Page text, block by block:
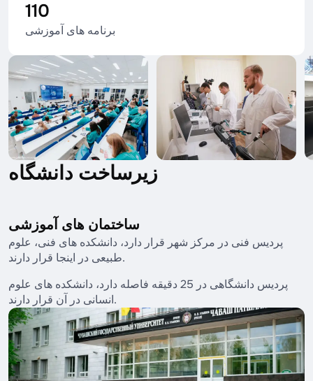
110
برنامه های آموزشی
زیرساخت دانشگاه
ساختمان های آموزشی
پردیس فنی در مرکز شهر قرار دارد، دانشکده های فنی، علوم
طبیعی در اینجا قرار دارند.
پردیس دانشگاهی در 25 دقیقه فاصله دارد، دانشکده های علوم
انسانی در آن قرار دارند.